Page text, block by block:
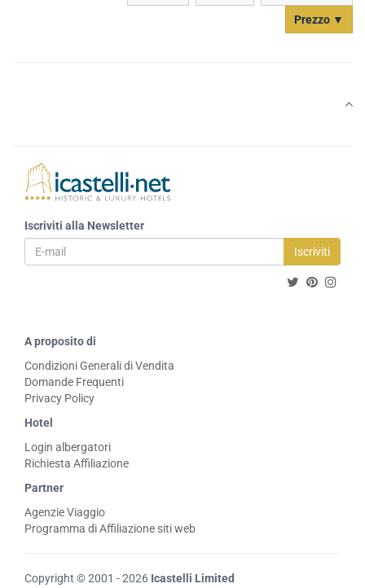
Prezzo ▼
Iscriviti alla Newsletter
Iscriviti
A proposito di
Condizioni Generali di Vendita
Domande Frequenti
Privacy Policy
Hotel
Login albergatori
Richiesta Affiliazione
Partner
Agenzie Viaggio
Programma di Affiliazione siti web
Copyright © 2001 - 2026 Icastelli Limited